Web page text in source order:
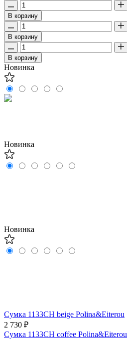
В корзину
В корзину
В корзину
Новинка
Новинка
Новинка
Сумка 1133CH beige Polina&Eiterou
2 730 ₽
Сумка 1133CH coffee Polina&Eiterou